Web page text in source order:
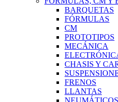
BARQUETAS
FÓRMULAS
CM
PROTOTIPOS
MECÁNICA
CHASIS Y
FRENOS
LLANTAS
NEUMÁTICOS